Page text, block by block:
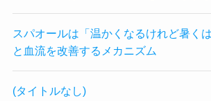
スパオールは「温かくなるけれど暑く
と血流を改善するメカニズム
(タイトルなし)